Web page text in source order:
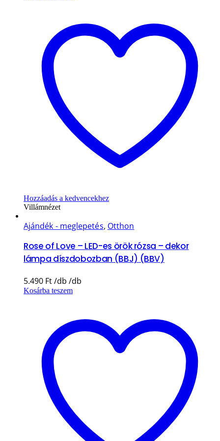
Hozzáadás a kedvencekhez
Villámnézet
Ajándék - meglepetés, Otthon
Rose of Love – LED-es örök rózsa – dekor
lámpa díszdobozban (BBJ) (BBV)
5.490 Ft
Kosárba teszem